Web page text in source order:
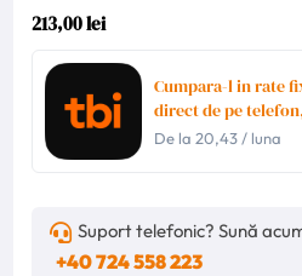
213,00 lei
Cumpara-l in rate
direct de pe
De la20,43/ luna
Suport telefonic? Sună
+40 724 558 223